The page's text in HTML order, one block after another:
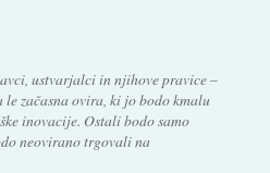
ustvarjalci in njihove pravice –
le začasna ovira, ki jo bodo kmalu
inovacije. Ostali bodo samo
neovirano trgovali na